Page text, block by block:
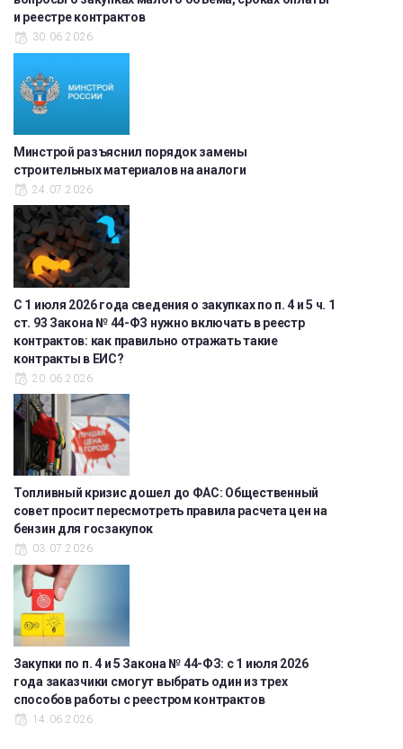
и реестре контрактов
30.06.2026
Минстрой разъяснил порядок замены
строительных материалов на аналоги
24.07.2026
С 1 июля 2026 года сведения о закупках по п. 4 и 5 ч. 1
ст. 93 Закона № 44-ФЗ нужно включать в реестр
контрактов: как правильно отражать такие
контракты в ЕИС?
20.06.2026
Топливный кризис дошел до ФАС: Общественный
совет просит пересмотреть правила расчета цен на
бензин для госзакупок
03.07.2026
Закупки по п. 4 и 5 Закона № 44-ФЗ: с 1 июля 2026
года заказчики смогут выбрать один из трех
способов работы с реестром контрактов
14.06.2026